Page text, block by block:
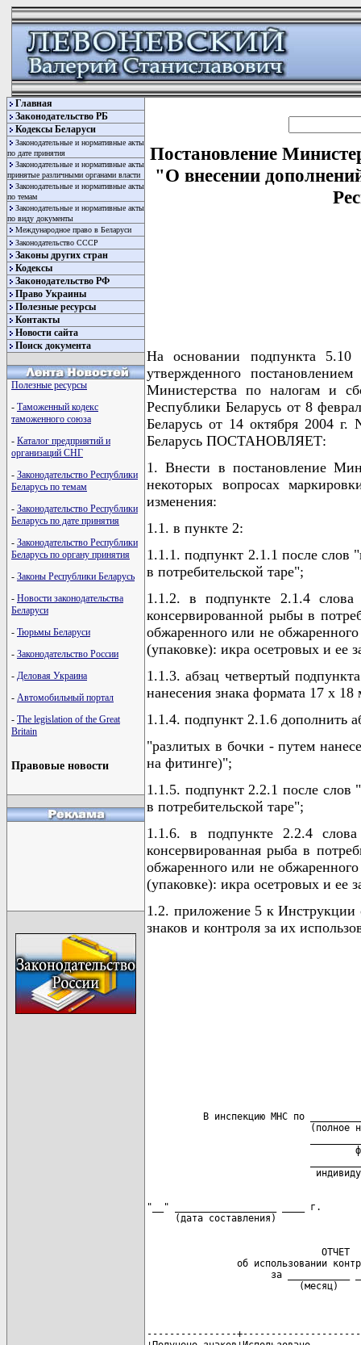
Главная
Законодательство РБ
Кодексы Беларуси
Законодательные и нормативные акты
по дате принятия
Законодательные и нормативные акты
принятые различными органами власти
Законодательные и нормативные акты
по темам
Законодательные и нормативные акты
по виду документы
Международное право в Беларуси
Законодательство СССР
Законы других стран
Кодексы
Законодательство РФ
Право Украины
Полезные ресурсы
Контакты
Новости сайта
Поиск документа
Полезные ресурсы
- Таможенный кодекс
таможенного союза
- Каталог предприятий и
организаций СНГ
- Законодательство Республики
Беларусь по темам
- Законодательство Республики
Беларусь по дате принятия
- Законодательство Республики
Беларусь по органу принятия
- Законы Республики Беларусь
- Новости законодательства
Беларуси
- Тюрьмы Беларуси
- Законодательство России
- Деловая Украина
- Автомобильный портал
- The legislation of the Great
Britain
Правовые новости
Постановление
"О внесении
На основании подпункта
утвержденного
Министерства по налогам и
Республики Беларусь от 8
Беларусь от 14 октября 2004
Беларусь ПОСТАНОВЛЯЕТ:
1. Внести в постановление
некоторых вопросах
изменения:
1.1. в пункте 2:
1.1.1. подпункт 2.1.1 после слов
в потребительской таре";
1.1.2. в подпункте 2.1.4
консервированной рыбы в
обжаренного или не
(упаковке): икра осетровых и ее
1.1.3. абзац четвертый
нанесения знака формата 17 x
1.1.4. подпункт 2.1.6 дополнить
"разлитых в бочки - путем
на фитинге)";
1.1.5. подпункт 2.2.1 после слов
в потребительской таре";
1.1.6. в подпункте 2.2.4
консервированная рыба в
обжаренного или не
(упаковке): икра осетровых и ее
1.2. приложение 5 к Инструкции
знаков и контроля за их
В инспекцию МНС по
(полное
"__" __________________ ____ г.
                               ОТЧЕТ
об использовании
за ___________
                           (месяц)
----------------